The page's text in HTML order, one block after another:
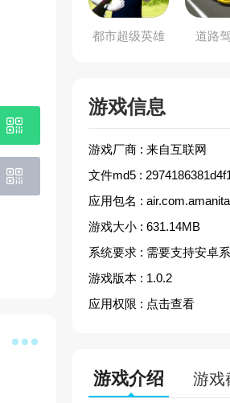
都市超级英雄
道路
游戏信息
游戏厂商 : 来自互联网
文件md5 :
应用包名 :
游戏大小 : 631.14MB
系统要求 : 需要支持安卓
游戏版本 : 1.0.2
应用权限 : 点击查看
游戏介绍 游戏